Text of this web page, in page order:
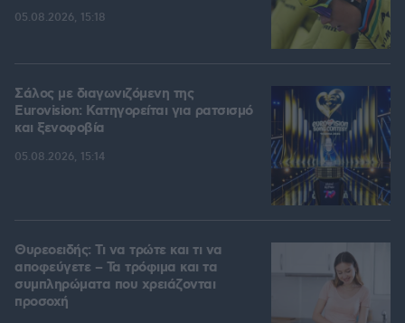
05.08.2026, 15:18
Σάλος με διαγωνιζόμενη της
Eurovision: Κατηγορείται για ρατσισμό
και ξενοφοβία
05.08.2026, 15:14
Θυρεοειδής: Τι να τρώτε και τι να
αποφεύγετε – Τα τρόφιμα και τα
συμπληρώματα που χρειάζονται
προσοχή